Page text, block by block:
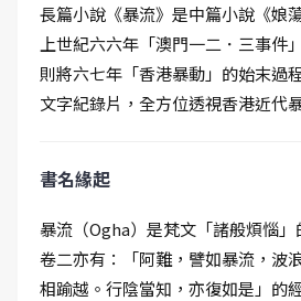
長篇小說《暴流》是中篇小說《娘
上世紀六六年「澳門一二．三事件
則將六七年「香港暴動」的始末過
文字紀錄片，全方位透視香港近代
書名緣起
暴流（Ogha）是梵文「諸般煩惱」
卷二亦有：「阿難，譬如暴流，波
相踰越。行陰當知，亦復如是」的